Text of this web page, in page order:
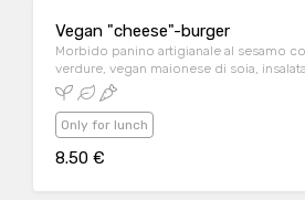
Vegan "cheese"-burger
Morbido panino artigianale al sesamo
verdure, vegan maionese di soia,
formaggio Violife
Only for lunch
8.50 €